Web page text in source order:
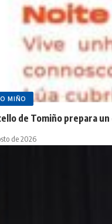
MIÑO
de Tomiño prepara
de 2026